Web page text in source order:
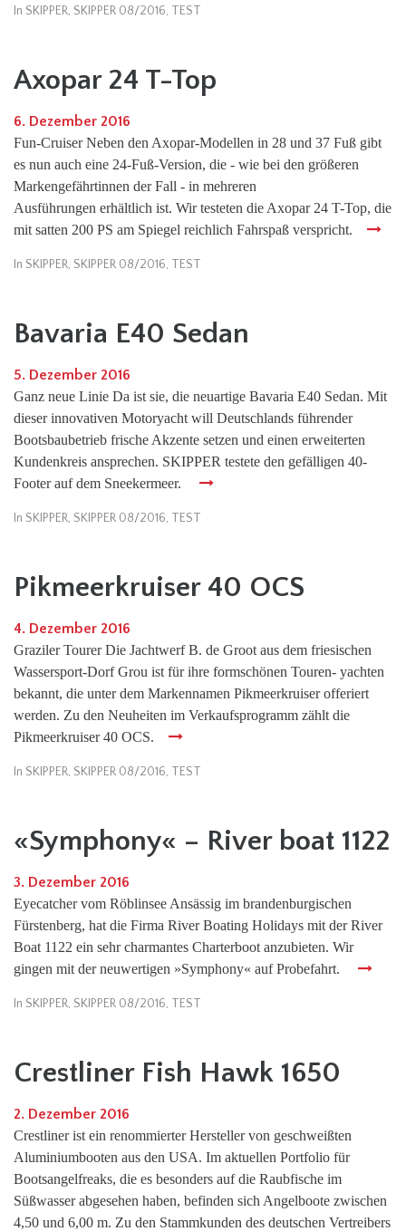
In SKIPPER, SKIPPER 08/2016, TEST
Axopar 24 T-Top
6. Dezember 2016
Fun-Cruiser Neben den Axopar-Modellen in 28 und 37 Fuß gibt
es nun auch eine 24-Fuß-Version, die - wie bei den größeren
Markengefährtinnen der Fall - in mehreren
Ausführungen erhältlich ist. Wir testeten die Axopar 24 T-Top, die
mit satten 200 PS am Spiegel reichlich Fahrspaß verspricht.
In SKIPPER, SKIPPER 08/2016, TEST
Bavaria E40 Sedan
5. Dezember 2016
Ganz neue Linie Da ist sie, die neuartige Bavaria E40 Sedan. Mit
dieser innovativen Motoryacht will Deutschlands führender
Bootsbaubetrieb frische Akzente setzen und einen erweiterten
Kundenkreis ansprechen. SKIPPER testete den gefälligen 40-
Footer auf dem Sneekermeer.
In SKIPPER, SKIPPER 08/2016, TEST
Pikmeerkruiser 40 OCS
4. Dezember 2016
Graziler Tourer Die Jachtwerf B. de Groot aus dem friesischen
Wassersport-Dorf Grou ist für ihre formschönen Touren- yachten
bekannt, die unter dem Markennamen Pikmeerkruiser offeriert
werden. Zu den Neuheiten im Verkaufsprogramm zählt die
Pikmeerkruiser 40 OCS.
In SKIPPER, SKIPPER 08/2016, TEST
«Symphony« – River boat 1122
3. Dezember 2016
Eyecatcher vom Röblinsee Ansässig im brandenburgischen
Fürstenberg, hat die Firma River Boating Holidays mit der River
Boat 1122 ein sehr charmantes Charterboot anzubieten. Wir
gingen mit der neuwertigen »Symphony« auf Probefahrt.
In SKIPPER, SKIPPER 08/2016, TEST
Crestliner Fish Hawk 1650
2. Dezember 2016
Crestliner ist ein renommierter Hersteller von geschweißten
Aluminiumbooten aus den USA. Im aktuellen Portfolio für
Bootsangelfreaks, die es besonders auf die Raubfische im
Süßwasser abgesehen haben, befinden sich Angelboote zwischen
4,50 und 6,00 m. Zu den Stammkunden des deutschen Vertreibers